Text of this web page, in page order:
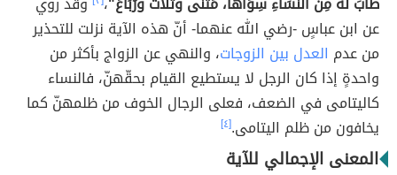
عن ابن عباسٍ -رضي الله عنهما- أنّ هذه الآية نزلت للتحذير
من عدم العدل بين الزوجات، والنهي عن الزواج بأكثر من
واحدةٍ إذا كان الرجل لا يستطيع القيام بحقّهنّ، فالنساء
كاليتامى في الضعف، فعلى الرجال الخوف من ظلمهنّ كما
يخافون من ظلم اليتامى.[٤]
المعنى الإجمالي للآية